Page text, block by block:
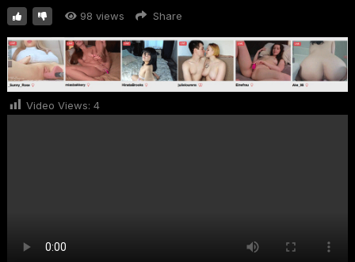
98 views Share
Video Views: 4